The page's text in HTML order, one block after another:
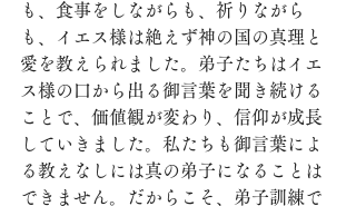
も、食事をしながらも、祈りながら
も、イエス様は絶えず神の国の真理と
愛を教えられました。弟子たちはイエ
ス様の口から出る御言葉を聞き続ける
ことで、価値観が変わり、信仰が成長
していきました。私たちも御言葉によ
る教えなしには真の弟子になることは
できません。だからこそ、弟子訓練で